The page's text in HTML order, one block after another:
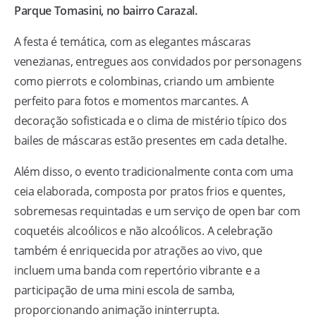
Parque Tomasini, no bairro Carazal.
A festa é temática, com as elegantes máscaras
venezianas, entregues aos convidados por personagens
como pierrots e colombinas, criando um ambiente
perfeito para fotos e momentos marcantes. A
decoração sofisticada e o clima de mistério típico dos
bailes de máscaras estão presentes em cada detalhe.
Além disso, o evento tradicionalmente conta com uma
ceia elaborada, composta por pratos frios e quentes,
sobremesas requintadas e um serviço de open bar com
coquetéis alcoólicos e não alcoólicos. A celebração
também é enriquecida por atrações ao vivo, que
incluem uma banda com repertório vibrante e a
participação de uma mini escola de samba,
proporcionando animação ininterrupta.